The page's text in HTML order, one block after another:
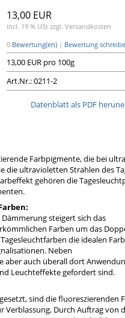
13,00 EUR
incl. 19 % USt zzgl. Versandkosten
0 Bewertung(en) | Bewertung
13,00 EUR pro 100g
Art.Nr.: 0211-2
Datenblatt als PDF
Farbpigmente, die bei
die ultravioletten Strahlen des
gehören die
steigert sich das
Farben um das
die idealen
Neben
aber auch überall dort
Leuchteffekte gefordert sind.
sind die fluoreszierenden
Verblassung, Durch Auftrag von